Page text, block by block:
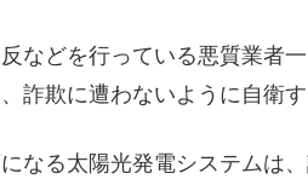
などを行っている悪質業者
詐欺に遭わないように自衛
なる太陽光発電システムは